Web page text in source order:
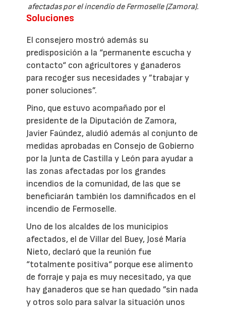
afectadas por el incendio de Fermoselle (Zamora).
Soluciones
El consejero mostró además su
predisposición a la “permanente escucha y
contacto“ con agricultores y ganaderos
para recoger sus necesidades y ”trabajar y
poner soluciones”.
Pino, que estuvo acompañado por el
presidente de la Diputación de Zamora,
Javier Faúndez, aludió además al conjunto de
medidas aprobadas en Consejo de Gobierno
por la Junta de Castilla y León para ayudar a
las zonas afectadas por los grandes
incendios de la comunidad, de las que se
beneficiarán también los damnificados en el
incendio de Fermoselle.
Uno de los alcaldes de los municipios
afectados, el de Villar del Buey, José María
Nieto, declaró que la reunión fue
“totalmente positiva“ porque ese alimento
de forraje y paja es muy necesitado, ya que
hay ganaderos que se han quedado ”sin nada
y otros solo para salvar la situación unos